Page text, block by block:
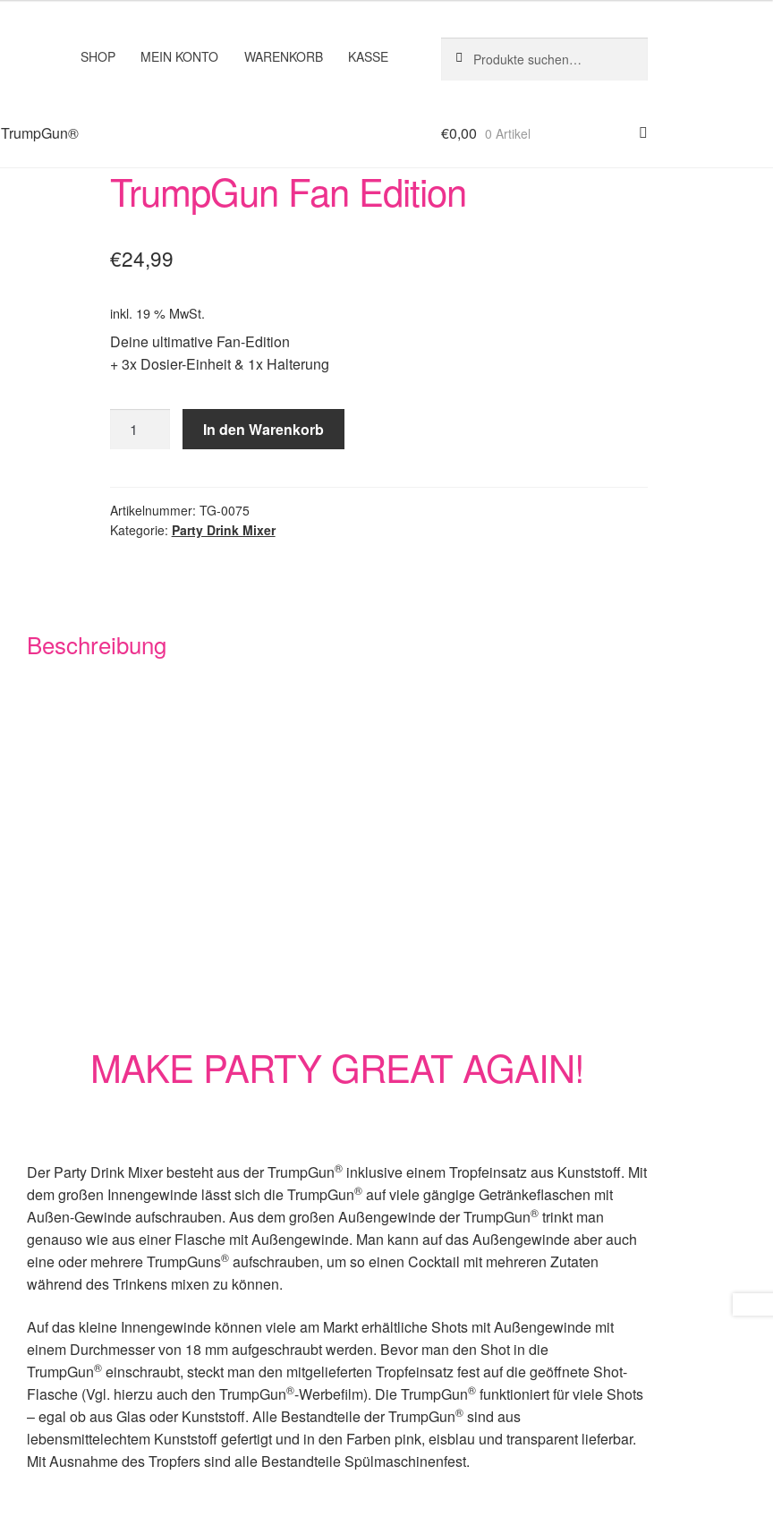
SHOP MEIN KONTO WARENKORB KASSE
nach:
TrumpGun® €0,00 0 Artikel
TrumpGun Fan Edition
€24,99
inkl. 19 % MwSt.
Deine ultimative Fan-Edition
+ 3x Dosier-Einheit & 1x Halterung
In den Warenkorb
Artikelnummer: TG-0075
Kategorie: Party Drink Mixer
Beschreibung
MAKE PARTY GREAT AGAIN!
Der Party Drink Mixer besteht aus der TrumpGun® inklusive einem Tropfeinsatz aus Kunststoff. Mit
dem großen Innengewinde lässt sich die TrumpGun® auf viele gängige Getränkeflaschen mit
Außen-Gewinde aufschrauben. Aus dem großen Außengewinde der TrumpGun® trinkt man
genauso wie aus einer Flasche mit Außengewinde. Man kann auf das Außengewinde aber auch
eine oder mehrere TrumpGuns® aufschrauben, um so einen Cocktail mit mehreren Zutaten
während des Trinkens mixen zu können.
Auf das kleine Innengewinde können viele am Markt erhältliche Shots mit Außengewinde mit
einem Durchmesser von 18 mm aufgeschraubt werden. Bevor man den Shot in die
TrumpGun® einschraubt, steckt man den mitgelieferten Tropfeinsatz fest auf die geöffnete Shot-
Flasche (Vgl. hierzu auch den TrumpGun®-Werbefilm). Die TrumpGun® funktioniert für viele Shots
– egal ob aus Glas oder Kunststoff. Alle Bestandteile der TrumpGun® sind aus
lebensmittelechtem Kunststoff gefertigt und in den Farben pink, eisblau und transparent lieferbar.
Mit Ausnahme des Tropfers sind alle Bestandteile Spülmaschinenfest.